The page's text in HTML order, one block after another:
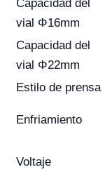
Capacidad del
vial Φ16mm
Capacidad del
vial Φ22mm
Estilo de prensa
Enfriamiento
Voltaje